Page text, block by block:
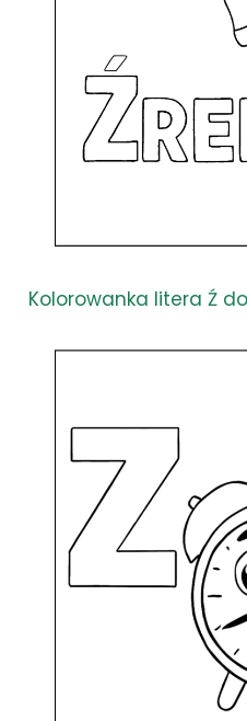
Kolorowanka litera Ź